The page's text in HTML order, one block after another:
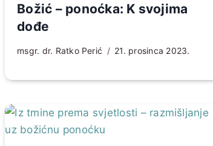
Božić – ponoćka: K svojima
dođe
msgr. dr. Ratko Perić 21. prosinca 2023.